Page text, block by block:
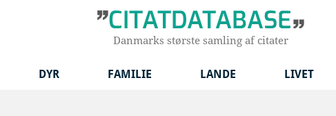
Danmarks største samling af citater
DYR FAMILIE LANDE LIVET